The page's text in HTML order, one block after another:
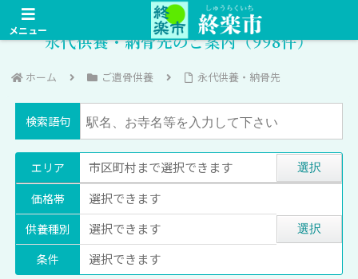
永代供養・納骨先のご案内（998件）
ホーム ご遺骨供養 永代供養・納骨先
検索語句
エリア 市区町村まで選択できます 選択
価格帯 選択できます
供養種別 選択できます
条件 選択できます
選択
メニュー